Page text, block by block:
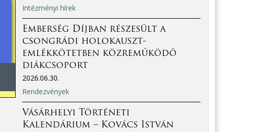
Intézményi hírek
Emberség Díjban részesült a
csongrádi holokauszt-
emlékkötetben közreműködő
diákcsoport
2026.06.30.
Rendezvények
Vásárhelyi Történeti
Kalendárium – Kovács István